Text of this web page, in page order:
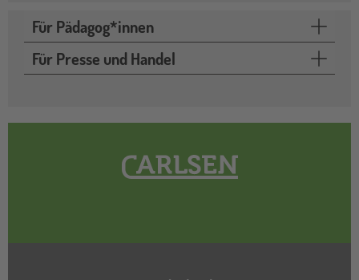
Für Pädagog*innen
Für Presse und Handel